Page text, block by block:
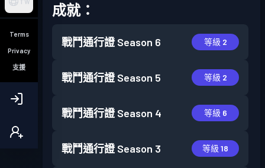
Terms
Privacy
支援
成就：
戰鬥通行證 Season 6 等級 2
戰鬥通行證 Season 5 等級 2
戰鬥通行證 Season 4 等級 6
戰鬥通行證 Season 3 等級 18